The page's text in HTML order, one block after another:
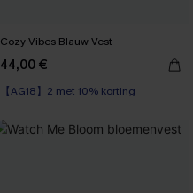
Cozy Vibes Blauw Vest
44,00 €
【AG18】2 met 10% korting